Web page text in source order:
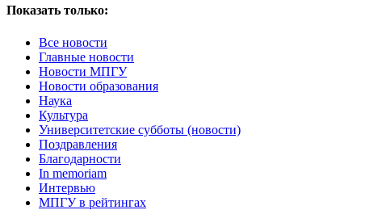
Показать только:
Все новости
Главные новости
Новости МПГУ
Новости образования
Наука
Культура
Университетские субботы (новости)
Поздравления
Благодарности
In memoriam
Интервью
МПГУ в рейтингах